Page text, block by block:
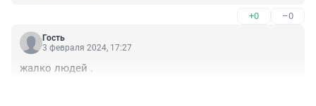
+0 –0
Гость
3 февраля 2024, 17:27
жалко людей .